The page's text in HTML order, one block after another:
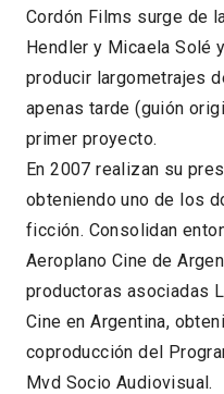
Cordón Films surge de
Hendler y Micaela Solé
producir largometrajes
apenas tarde (guión
primer proyecto.
En 2007 realizan su
obteniendo uno de los
ficción. Consolidan
Aeroplano Cine de
productoras asociadas
Cine en Argentina,
coproducción del
Mvd Socio Audiovisual.